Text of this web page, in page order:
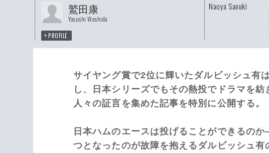
鷲田康
Yasushi Washida
PROFILE
Naoya Sanuki
サイヤング賞で2位に輝いたダルビッシュ有
し、日本シリーズでもその熱投でドラマを
人々の証言を集めた記事を特別に公開する。
日本ハムのエースは投げることができるの
つとなったのが故障を抱えるダルビッシュ有